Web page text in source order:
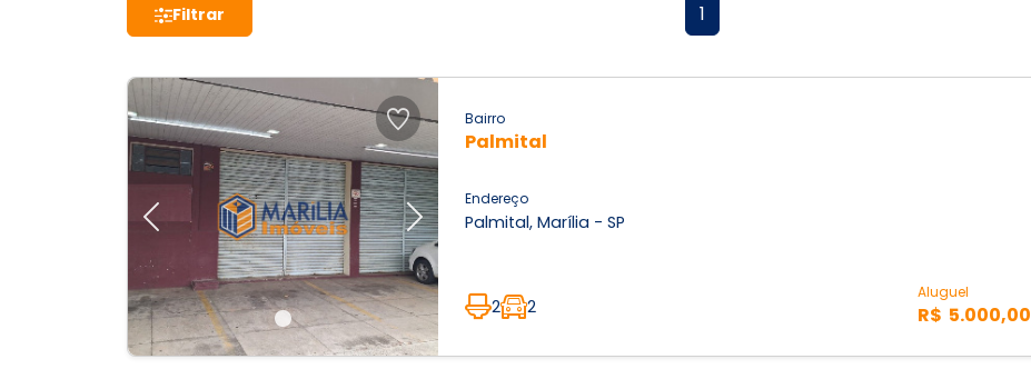
Filtrar 1
Previous Next
Bairro
Palmital
Endereço
Palmital, Marília - SP
2 2
Aluguel
R$ 5.000,00